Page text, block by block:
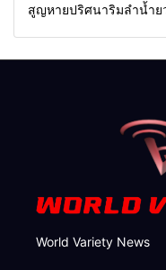
สูญหายปริศนาริมลำน้ำย
World Variety News